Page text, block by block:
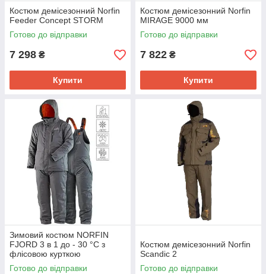
Костюм демісезонний Norfin
Feeder Concept STORM
Готово до відправки
7 298 ₴
Купити
Костюм демісезонний Norfin
MIRAGE 9000 мм
Готово до відправки
7 822 ₴
Купити
Зимовий костюм NORFIN
FJORD 3 в 1 до - 30 °C з
флісовою курткою
Готово до відправки
Костюм демісезонний Norfin
Scandic 2
Готово до відправки